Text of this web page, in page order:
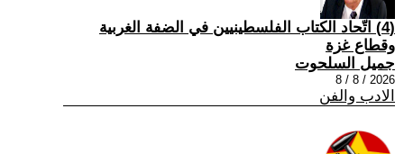
(4) اتّحاد الكتاب الفلسطينيين في الضفة الغربية
وقطاع غزة
جميل السلحوت
2026 / 8 / 8
الادب والفن